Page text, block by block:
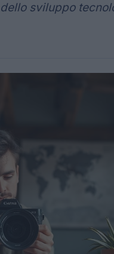
sviluppo